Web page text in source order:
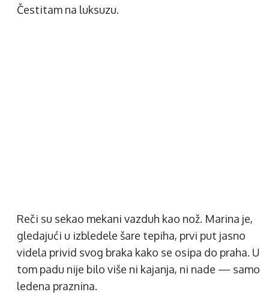
Čestitam na luksuzu.
Reči su sekao mekani vazduh kao nož. Marina je,
gledajući u izbledele šare tepiha, prvi put jasno
videla privid svog braka kako se osipa do praha. U
tom padu nije bilo više ni kajanja, ni nade — samo
ledena praznina.